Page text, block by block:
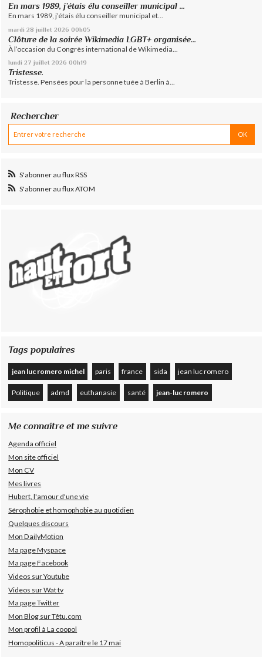
En mars 1989, j’étais élu conseiller municipal ...
En mars 1989, j’étais élu conseiller municipal et...
mardi 28 juillet 2026 00h05
Clôture de la soirée Wikimedia LGBT+ organisée...
À l’occasion du Congrès international de Wikimedia...
lundi 27 juillet 2026 00h19
Tristesse.
Tristesse. Pensées pour la personne tuée à Berlin à...
Rechercher
S'abonner au flux RSS
S'abonner au flux ATOM
Tags populaires
jean luc romero michel paris france sida jean luc romero
Politique admd euthanasie santé jean-luc romero
Me connaître et me suivre
Agenda officiel
Mon site officiel
Mon CV
Mes livres
Hubert, l'amour d'une vie
Sérophobie et homophobie au quotidien
Quelques discours
Mon DailyMotion
Ma page Myspace
Ma page Facebook
Videos sur Youtube
Videos sur Wat tv
Ma page Twitter
Mon Blog sur Têtu.com
Mon profil à La coopol
Homopoliticus - A paraître le 17 mai